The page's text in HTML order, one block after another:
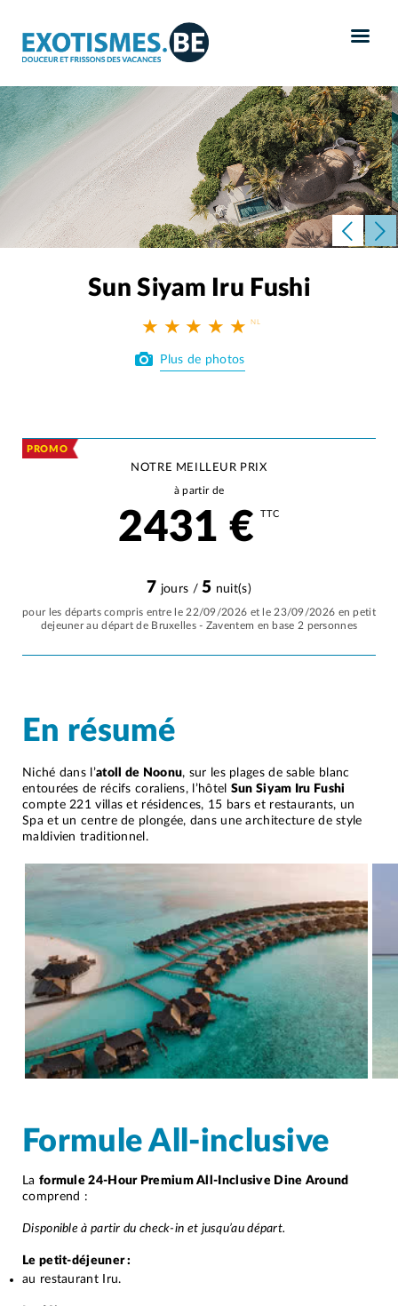
Sun Siyam Iru Fushi
★ ★ ★ ★ ★
Plus de photos
PROMO
NOTRE MEILLEUR PRIX
à partir de
2431 € TTC
7 jours /5 nuit(s)
pour les départs compris entre le 22/09/2026 et le 23/09/2026 en petit
dejeuner au départ de Bruxelles - Zaventem en base 2 personnes
En résumé
Niché dans l’atoll de Noonu, sur les plages de sable blanc
entourées de récifs coraliens, l’hôtel Sun Siyam Iru Fushi
compte 221 villas et résidences, 15 bars et restaurants, un
Spa et un centre de plongée, dans une architecture de style
maldivien traditionnel.
Formule All-inclusive
La formule 24-Hour Premium All-Inclusive Dine Around
comprend :
Disponible à partir du check-in et jusqu’au départ.
Le petit-déjeuner :
au restaurant Iru.